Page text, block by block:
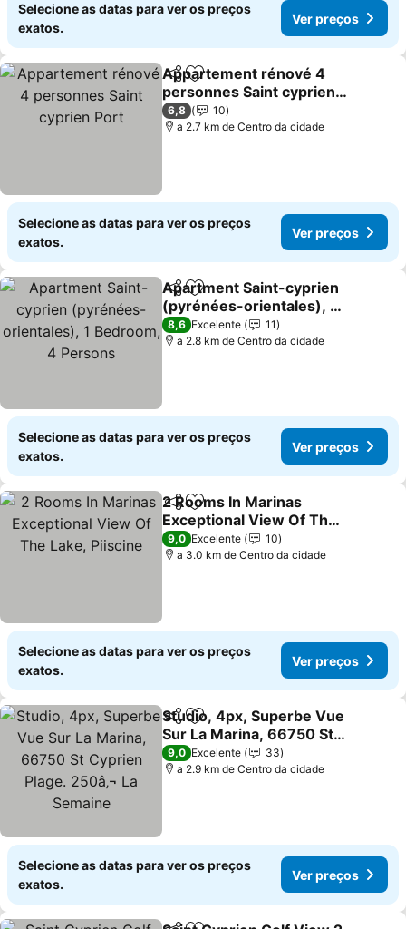
Selecione as datas para ver os preços
exatos.
Ver preços
PartilharAdicionar aos favoritos
Appartement rénové 4
personnes Saint cyprien
Port
6,8
10
a 2.7 km de Centro da cidade
Selecione as datas para ver os preços
exatos.
Ver preços
PartilharAdicionar aos favoritos
Apartment Saint-cyprien
(pyrénées-orientales), 1
Bedroom, 4 Persons
8,6 Excelente
11
a 2.8 km de Centro da cidade
Selecione as datas para ver os preços
exatos.
Ver preços
PartilharAdicionar aos favoritos
2 Rooms In Marinas
Exceptional View Of The
Lake, Piiscine
9,0 Excelente
10
a 3.0 km de Centro da cidade
Selecione as datas para ver os preços
exatos.
Ver preços
PartilharAdicionar aos favoritos
Studio, 4px, Superbe Vue
Sur La Marina, 66750 St
Cyprien Plage. 250â‚¬ La
Semaine
9,0 Excelente
33
a 2.9 km de Centro da cidade
Selecione as datas para ver os preços
exatos.
Ver preços